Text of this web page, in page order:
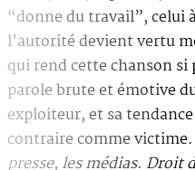
“donne du travail”,
l’autorité devient vertu
qui rend cette chanson si
parole brute et émotive
exploiteur, et sa
contraire comme victime.
presse, les médias. Droit